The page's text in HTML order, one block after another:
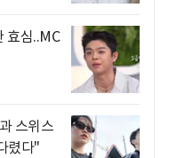
효심..MC
스위스
렸다"